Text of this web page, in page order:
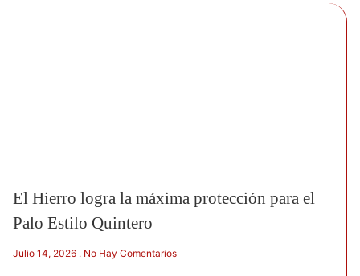
El Hierro logra la máxima protección para el
Palo Estilo Quintero
Julio 14, 2026 No Hay Comentarios